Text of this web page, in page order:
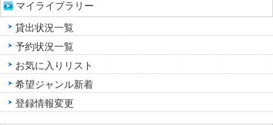
マイライブラリー
貸出状況一覧
予約状況一覧
お気に入りリスト
希望ジャンル新着
登録情報変更